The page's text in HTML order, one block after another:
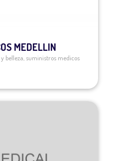
MEDELLIN
belleza suministros medicos